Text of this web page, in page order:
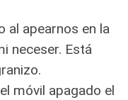
al apearnos en la
neceser. Está
móvil apagado el